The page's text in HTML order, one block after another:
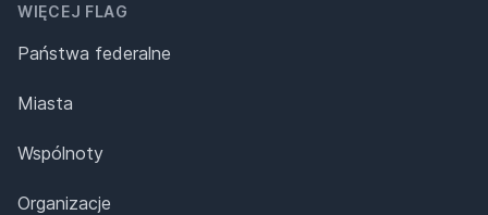
WIĘCEJ FLAG
Państwa federalne
Miasta
Wspólnoty
Organizacje